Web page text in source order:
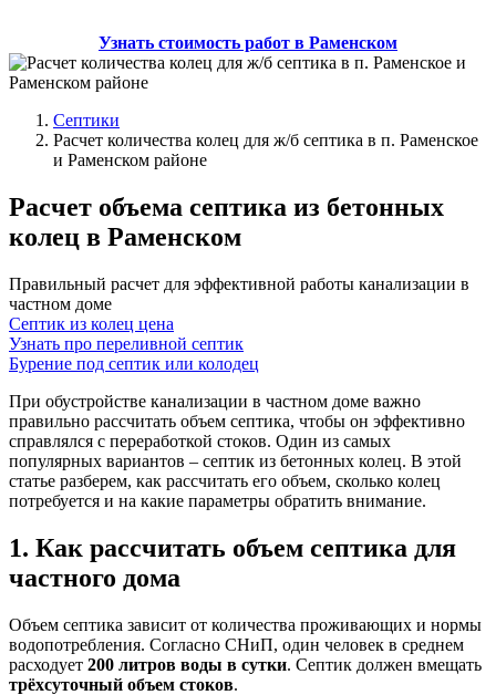
Узнать стоимость работ в Раменском
Септики
Расчет количества колец для ж/б септика в п. Раменское
и Раменском районе
Расчет объема септика из бетонных
колец в Раменском
Правильный расчет для эффективной работы канализации в
частном доме
Септик из колец цена
Узнать про переливной септик
Бурение под септик или колодец
При обустройстве канализации в частном доме важно
правильно рассчитать объем септика, чтобы он эффективно
справлялся с переработкой стоков. Один из самых
популярных вариантов – септик из бетонных колец. В этой
статье разберем, как рассчитать его объем, сколько колец
потребуется и на какие параметры обратить внимание.
1. Как рассчитать объем септика для
частного дома
Объем септика зависит от количества проживающих и нормы
водопотребления. Согласно СНиП, один человек в среднем
расходует 200 литров воды в сутки. Септик должен вмещать
трёхсуточный объем стоков.